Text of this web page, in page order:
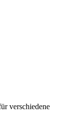
verschiedene